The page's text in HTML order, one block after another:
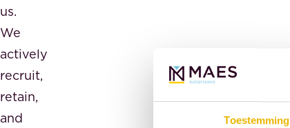
Toestemming
us.
We
actively
recruit,
retain,
and